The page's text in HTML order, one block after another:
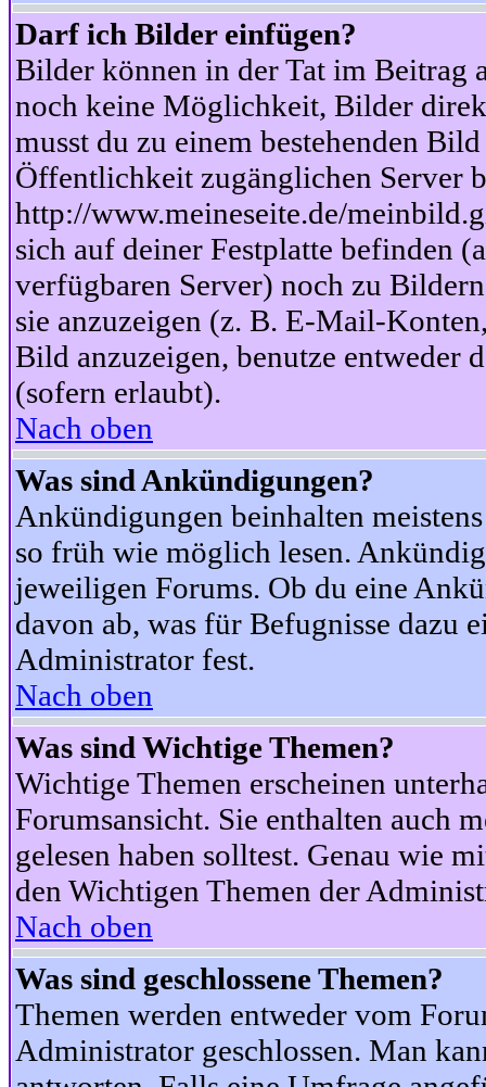
Darf ich Bilder einfügen?
Bilder können in der Tat im Beitrag
noch keine Möglichkeit, Bilder
musst du zu einem bestehenden
Öffentlichkeit zugänglichen Server
http://www.meineseite.de/
sich auf deiner Festplatte befinden
verfügbaren Server) noch zu
sie anzuzeigen (z. B. E-Mail-
Bild anzuzeigen, benutze
(sofern erlaubt).
Nach oben
Was sind Ankündigungen?
Ankündigungen beinhalten
so früh wie möglich lesen.
jeweiligen Forums. Ob du eine
davon ab, was für Befugnisse dazu
Administrator fest.
Nach oben
Was sind Wichtige Themen?
Wichtige Themen erscheinen
Forumsansicht. Sie enthalten auch
gelesen haben solltest. Genau wie
den Wichtigen Themen der
Nach oben
Was sind geschlossene Themen?
Themen werden entweder vom
Administrator geschlossen. Man